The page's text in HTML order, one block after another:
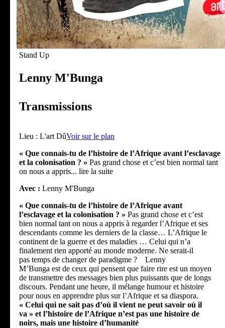
Stand Up
Lenny M'Bunga
Transmissions
Lieu : L'art DûVoir sur le plan
« Que connais-tu de l’histoire de l’Afrique avant l’esclavage
et la colonisation ? » Pas grand chose et c’est bien normal tant
on nous a appris... lire la suite
Avec : Lenny M'Bunga
« Que connais-tu de l’histoire de l’Afrique avant
l’esclavage et la colonisation ? » Pas grand chose et c’est
bien normal tant on nous a appris à regarder l’Afrique et ses
descendants comme les derniers de la classe… L’Afrique le
continent de la guerre et des maladies … Celui qui n’a
finalement rien apporté au monde moderne. Ne serait-il
pas temps de changer de paradigme ? Lenny
M’Bunga est de ceux qui pensent que faire rire est un moyen
de transmettre des messages bien plus puissants que de longs
discours. Pendant une heure, il mélange humour et histoire
pour nous en apprendre plus sur l’Afrique et sa diaspora.
« Celui qui ne sait pas d’où il vient ne peut savoir où il
va » et l’histoire de l’Afrique n’est pas une histoire de
noirs, mais une histoire d’humanité